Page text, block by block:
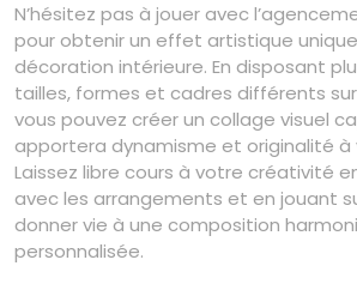
N’hésitez pas à jouer avec
pour obtenir un effet artistique
décoration intérieure. En disposant
tailles, formes et cadres différents
vous pouvez créer un collage visuel
apportera dynamisme et originalité à
Laissez libre cours à votre créativité
avec les arrangements et en jouant
donner vie à une composition
personnalisée.